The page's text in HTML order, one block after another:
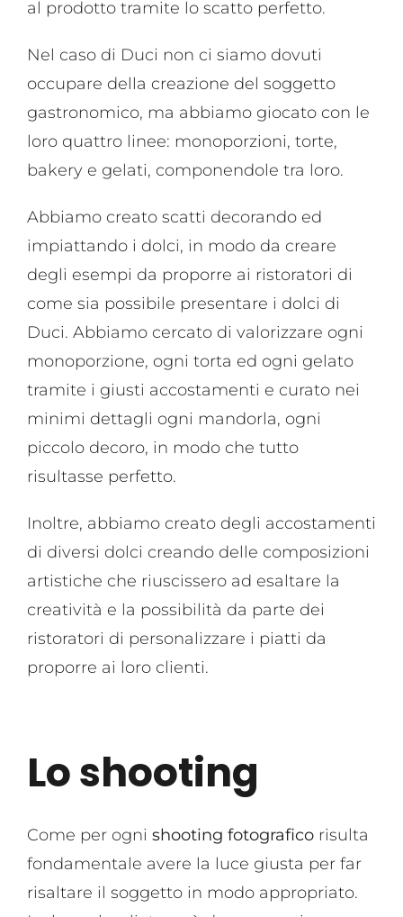
al prodotto tramite lo scatto perfetto.
Nel caso di Duci non ci siamo dovuti
occupare della creazione del soggetto
gastronomico, ma abbiamo giocato con le
loro quattro linee: monoporzioni, torte,
bakery e gelati, componendole tra loro.
Abbiamo creato scatti decorando ed
impiattando i dolci, in modo da creare
degli esempi da proporre ai ristoratori di
come sia possibile presentare i dolci di
Duci. Abbiamo cercato di valorizzare ogni
monoporzione, ogni torta ed ogni gelato
tramite i giusti accostamenti e curato nei
minimi dettagli ogni mandorla, ogni
piccolo decoro, in modo che tutto
risultasse perfetto.
Inoltre, abbiamo creato degli accostamenti
di diversi dolci creando delle composizioni
artistiche che riuscissero ad esaltare la
creatività e la possibilità da parte dei
ristoratori di personalizzare i piatti da
proporre ai loro clienti.
Lo shooting
Come per ogni shooting fotograficorisulta
fondamentale avere la luce giusta per far
risaltare il soggetto in modo appropriato.